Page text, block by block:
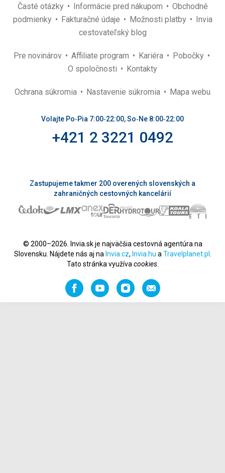
Časté otázky Informácie pred nákupom
Obchodné
podmienky
Fakturačné údaje Možnosti platby
Invia
cestovateľský blog
Pre novinárov Affiliate program Kariéra
Pobočky
O spoločnosti
Kontakty
Ochrana súkromia Nastavenie súkromia Mapa webu
Volajte Po‑Pia 7:00‑22:00, So‑Ne 8:00‑22:00
+421 2 3221 0492
Zastupujeme takmer 200 overených slovenských a
zahraničných cestovných kancelárií
© 2000–2026. Invia.sk je najväčšia cestovná agentúra na
Slovensku. Nájdete nás aj na Invia.cz, Invia.hu a Travelplanet.pl
Tato stránka využíva cookies.
FacebookYouTubeInstagramOdporučiť